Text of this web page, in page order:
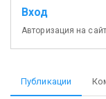
Вход
Авторизация на
Публикации